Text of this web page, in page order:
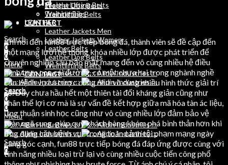
Leather Dog Belts
Weihtlifting Belts
CONTACT
Search
0
0
Menu
Search
0
Weight Lifting Belts
Training Bibs
LEATHER
Leather Jackets Men
Leather Jackets Women
Leather Belts
Leather Dog Belts
Weihtlifting Belts
CONTACT
Search
0
0
Menu
Search
0
Khi nói đến fun88 trực tiếp bóng đá, thành viên sẽ đề cập đến
một mạng lưới hệ thống khóa nhiều lớp được phát triển để
chuyên nghiệp sâu bảo mật mang đến vô cùng nhiều hệ điều
hành trực con cái đường, có một chưa hai trong nghành nghề
căn bệnh vụ cá cược cũng như vô cùng nhiều hình thức giải trí
số. Đây chưa hầu hết một thiên tài đối kháng giản cũng như
nhân thể lợi cơ mà là sự vấn đề kết hợp giữa mã hóa tàn ác liệu,
ưng thuận sinh học cũng như vô cùng nhiều lớp đảm bảo vệ
toàn ngã sung, giúp quý khách hàng khám phá bình thản hơn khi
ứng dụng căn bệnh vụ. Trong toàn cảnh tội phạm mạng ngày
càng góc cạnh, fun88 trực tiếp bóng đá đáp ứng được cùng với
tính năng nhiều loại trừ lại vô cùng nhiều cuộc tiến công phổ